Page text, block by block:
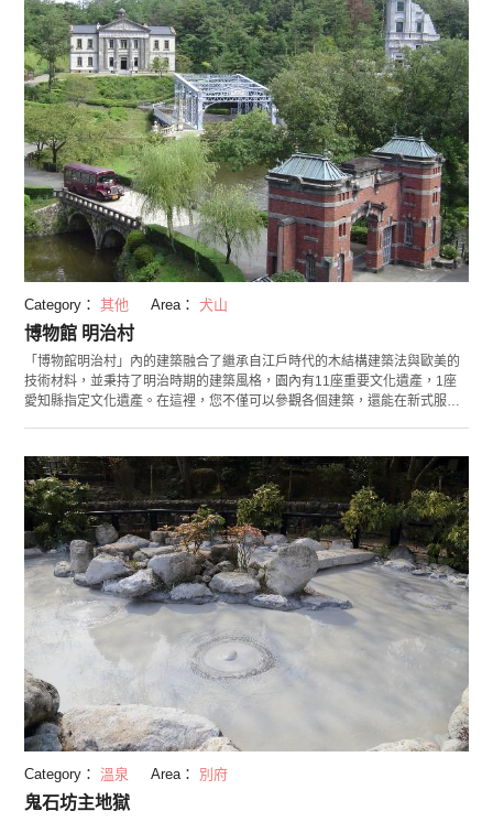
等的體驗工房，和讓你更加了解繩文文化的繩文教室等活動，是可以親自感
受日本歷史的設施。
Category： 其他 Area： 犬山
博物館 明治村
「博物館明治村」內的建築融合了繼承自江戶時代的木結構建築法與歐美的
技術材料，並秉持了明治時期的建築風格，園內有11座重要文化遺產，1座
愛知縣指定文化遺產。在這裡，您不僅可以參觀各個建築，還能在新式服裝
早的蒸汽火車SL9號，12號，您可以近距離感受明治的高度發展期。
Category： 溫泉 Area： 別府
鬼石坊主地獄